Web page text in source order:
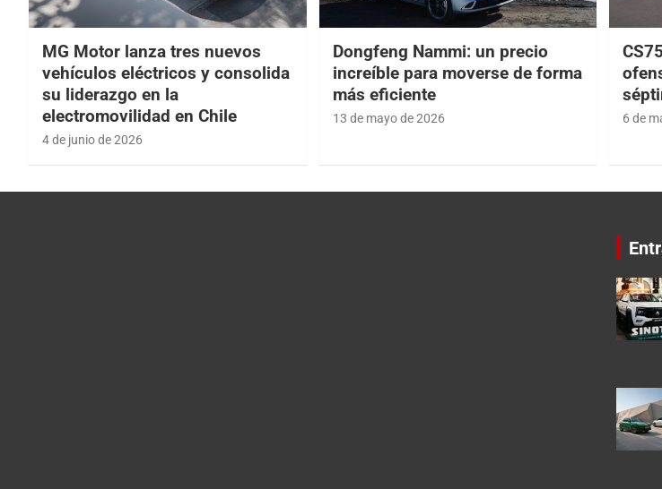
MG Motor lanza tres nuevos
vehículos eléctricos y consolida
su liderazgo en la
electromovilidad en Chile
4 de junio de 2026
Dongfeng Nammi: un precio
increíble para moverse de forma
más eficiente
13 de mayo de 2026 6 de